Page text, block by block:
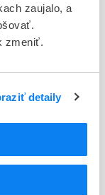
zaujalo, a
zmeniť.
detaily